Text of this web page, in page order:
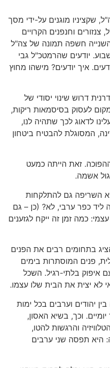
שקציניו מוגנים על-ידי מסך
וחנפנים הקרויים
חשפה תמונה של צה"ל
יודעים שהרמטכ"ל גבי
איך יודעים? מישהו מחוץ
דרוש שינוי יסודי של
לעסוק בסיסמאות ריקות,
לדאוג לכך שתהיה לנו,
המסוגלת להבטיח ביטחון
זאת הייתה כמעט
אשמה.
השריפה גם להתלקחות
ליד כפר ערבי, לא? (כן – גם
כמה זמן זה ייקח לגזענים
בתחומים רבים את הפנים
פנים המוסתרות בימים
איפוק בלתי-רגיל. השכל
יצית את הבית שלו עצמו.
יהודים וערבים בכל ימות
וכך, בשיא האסון,
והרגשות להטו,
היא תפסה שני ערבים